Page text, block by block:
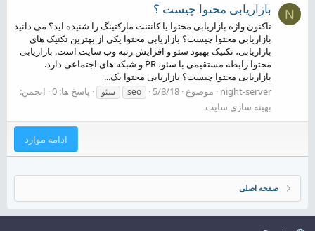
N بازاریابی محتوا چیست ؟
تاکنون واژه بازاریابی محتوا یا کانتنت مارکتینگ را شنیده اید؟ می دانید
بازاریابی محتوا چیست؟ بازاریابی محتوا یکی از بهترین تکنیک های
بازاریابی، تکنیک بهبود سئو و افزایش رتبه وب سایت است. بازاریابی
محتوا رابطه مستقیمی با سئو، PR و شبکه های اجتماعی دارد.
بازاریابی محتوا چیست؟ بازاریابی محتوا یک...
night-server
موضوع 5/8/18
seo سئو پاسخ ها: 0
انجمن:
بهینه سازی سایت
ادامه موارد
صفحه اصلی